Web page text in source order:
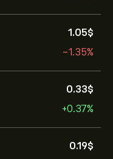
1.05‎$‎
-1.35%
0.33‎$‎
+0.37%
0.19‎$‎